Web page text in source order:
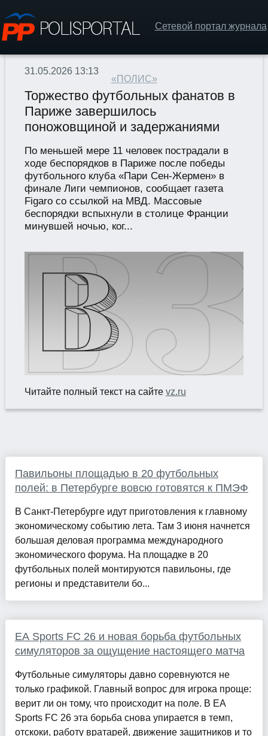
Сетевой портал журнала
«ПОЛИС»
31.05.2026 13:13
Торжество футбольных фанатов в
Париже завершилось
поножовщиной и задержаниями
По меньшей мере 11 человек пострадали в
ходе беспорядков в Париже после победы
футбольного клуба «Пари Сен-Жермен» в
финале Лиги чемпионов, сообщает газета
Figaro со ссылкой на МВД. Массовые
беспорядки вспыхнули в столице Франции
минувшей ночью, ког...
Читайте полный текст на сайте vz.ru
Павильоны площадью в 20 футбольных
полей: в Петербурге вовсю готовятся к ПМЭФ
В Санкт-Петербурге идут приготовления к главному
экономическому событию лета. Там 3 июня начнется
большая деловая программа международного
экономического форума. На площадке в 20
футбольных полей монтируются павильоны, где
регионы и представители бо...
EA Sports FC 26 и новая борьба футбольных
симуляторов за ощущение настоящего матча
Футбольные симуляторы давно соревнуются не
только графикой. Главный вопрос для игрока проще:
верит ли он тому, что происходит на поле. В EA
Sports FC 26 эта борьба снова упирается в темп,
отскоки, работу вратарей, движение защитников и то